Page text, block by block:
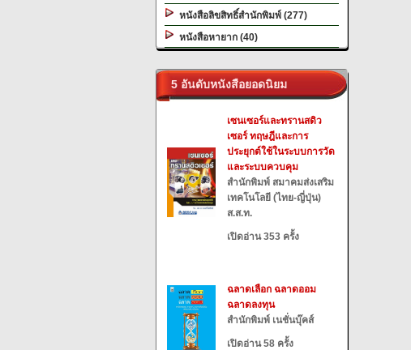
หนังสือลิขสิทธิ์สำนักพิมพ์ (277)
หนังสือหายาก (40)
5 อันดับหนังสือยอดนิยม
เซนเซอร์และทรานสดิว
เซอร์ ทฤษฎีและการ
ประยุกต์ใช้ในระบบการวัด
และระบบควบคุม
สำนักพิมพ์ สมาคมส่งเสริม
เทคโนโลยี (ไทย-ญี่ปุ่น)
ส.ส.ท.
เปิดอ่าน 353 ครั้ง
ฉลาดเลือก ฉลาดออม
ฉลาดลงทุน
สำนักพิมพ์ เนชั่นบุ๊คส์
เปิดอ่าน 58 ครั้ง